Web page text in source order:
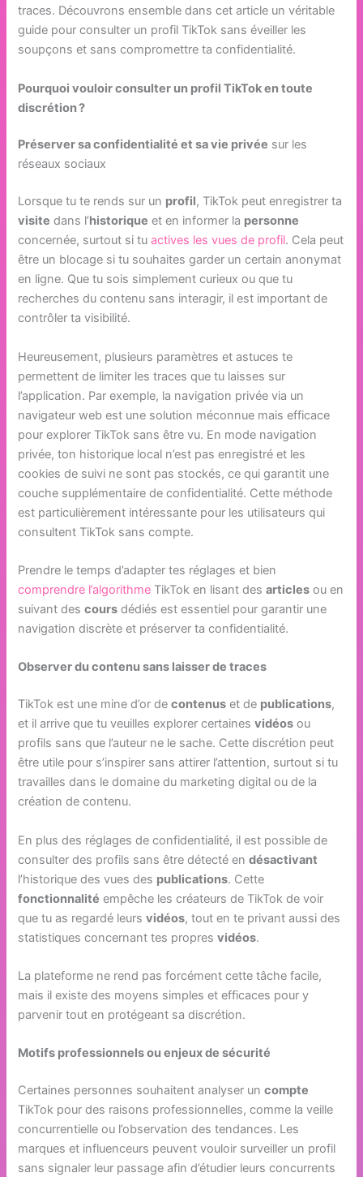
traces. Découvrons ensemble dans cet article un véritable
guide pour consulter un profil TikTok sans éveiller les
soupçons et sans compromettre ta confidentialité.
Pourquoi vouloir consulter un profil TikTok en toute
discrétion ?
Préserver sa confidentialité et sa vie privée sur les
réseaux sociaux
Lorsque tu te rends sur un profil, TikTok peut enregistrer ta
visite dans l’historique et en informer la personne
concernée, surtout si tuactives les vues de profil. Cela peut
être un blocage si tu souhaites garder un certain anonymat
en ligne. Que tu sois simplement curieux ou que tu
recherches du contenu sans interagir, il est important de
contrôler ta visibilité.
Heureusement, plusieurs paramètres et astuces te
permettent de limiter les traces que tu laisses sur
l’application. Par exemple, la navigation privée via un
navigateur web est une solution méconnue mais efficace
pour explorer TikTok sans être vu. En mode navigation
privée, ton historique local n’est pas enregistré et les
cookies de suivi ne sont pas stockés, ce qui garantit une
couche supplémentaire de confidentialité. Cette méthode
est particulièrement intéressante pour les utilisateurs qui
consultent TikTok sans compte.
Prendre le temps d’adapter tes réglages et bien
comprendre l’algorithme TikTok en lisant desarticles ou en
suivant descours dédiés est essentiel pour garantir une
navigation discrète et préserver ta confidentialité.
Observer du contenu sans laisser de traces
TikTok est une mine d’or decontenus et de publications,
et il arrive que tu veuilles explorer certainesvidéos ou
profils sans que l’auteur ne le sache. Cette discrétion peut
être utile pour s’inspirer sans attirer l’attention, surtout si tu
travailles dans le domaine du marketing digital ou de la
création de contenu.
En plus des réglages de confidentialité, il est possible de
consulter des profils sans être détecté endésactivant
l’historique des vues des publications. Cette
fonctionnalité empêche les créateurs de TikTok de voir
que tu as regardé leursvidéos, tout en te privant aussi des
statistiques concernant tes propresvidéos.
La plateforme ne rend pas forcément cette tâche facile,
mais il existe des moyens simples et efficaces pour y
parvenir tout en protégeant sa discrétion.
Motifs professionnels ou enjeux de sécurité
Certaines personnes souhaitent analyser uncompte
TikTok pour des raisons professionnelles, comme la veille
concurrentielle ou l’observation des tendances. Les
marques et influenceurs peuvent vouloir surveiller un profil
sans signaler leur passage afin d’étudier leurs concurrents